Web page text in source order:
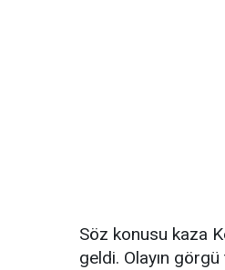
Söz konusu kaza
geldi. Olayın